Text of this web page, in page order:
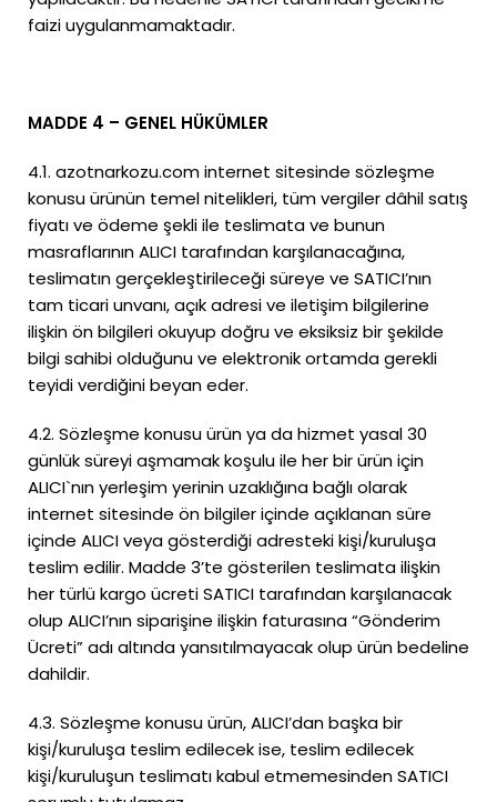
faizi uygulanmamaktadır.
MADDE 4 – GENEL HÜKÜMLER
4.1. azotnarkozu.com internet sitesinde sözleşme
konusu ürünün temel nitelikleri, tüm vergiler dâhil satış
fiyatı ve ödeme şekli ile teslimata ve bunun
masraflarının ALICI tarafından karşılanacağına,
teslimatın gerçekleştirileceği süreye ve SATICI’nın
tam ticari unvanı, açık adresi ve iletişim bilgilerine
ilişkin ön bilgileri okuyup doğru ve eksiksiz bir şekilde
bilgi sahibi olduğunu ve elektronik ortamda gerekli
teyidi verdiğini beyan eder.
4.2. Sözleşme konusu ürün ya da hizmet yasal 30
günlük süreyi aşmamak koşulu ile her bir ürün için
ALICI`nın yerleşim yerinin uzaklığına bağlı olarak
internet sitesinde ön bilgiler içinde açıklanan süre
içinde ALICI veya gösterdiği adresteki kişi/kuruluşa
teslim edilir. Madde 3’te gösterilen teslimata ilişkin
her türlü kargo ücreti SATICI tarafından karşılanacak
olup ALICI’nın siparişine ilişkin faturasına “Gönderim
Ücreti” adı altında yansıtılmayacak olup ürün bedeline
dahildir.
4.3. Sözleşme konusu ürün, ALICI’dan başka bir
kişi/kuruluşa teslim edilecek ise, teslim edilecek
kişi/kuruluşun teslimatı kabul etmemesinden SATICI